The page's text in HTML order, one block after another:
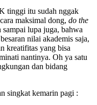
tinggi itu sudah nggak
maksimal dong, do the
lupa juga, bahwa
nilai akademis saja,
kreatifitas yang bisa
nantinya. Oh ya satu
dan bidang
singkat kemarin pagi :